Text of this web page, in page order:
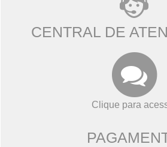
CENTRAL DE
Clique para